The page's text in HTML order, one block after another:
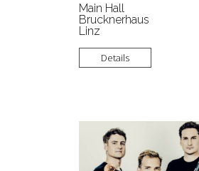
Main Hall
Brucknerhaus
Linz
Details